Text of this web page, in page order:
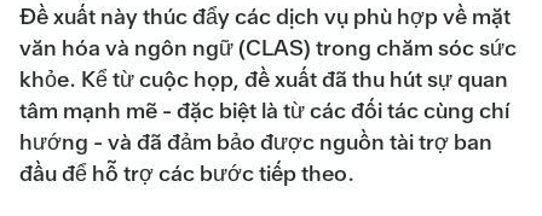
Đề xuất này thúc đẩy các dịch vụ phù hợp về mặt
văn hóa và ngôn ngữ (CLAS) trong chăm sóc sức
khỏe. Kể từ cuộc họp, đề xuất đã thu hút sự quan
tâm mạnh mẽ - đặc biệt là từ các đối tác cùng chí
hướng - và đã đảm bảo được nguồn tài trợ ban
đầu để hỗ trợ các bước tiếp theo.